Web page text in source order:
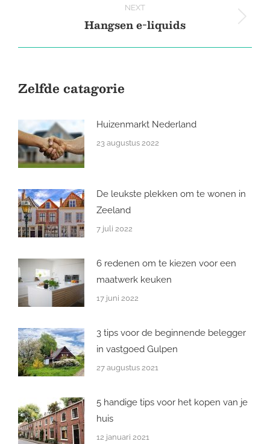
NEXT
Next
Hangsen e-liquids
Zelfde catagorie
Huizenmarkt Nederland
23 augustus 2022
De leukste plekken om te wonen in
Zeeland
7 juli 2022
6 redenen om te kiezen voor een
maatwerk keuken
17 juni 2022
3 tips voor de beginnende belegger
in vastgoed Gulpen
27 augustus 2021
5 handige tips voor het kopen van je
huis
12 januari 2021